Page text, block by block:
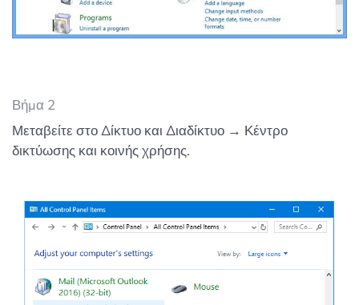
Βήμα 2
Μεταβείτε στο Δίκτυο και Διαδίκτυο → Κέντρο
δικτύωσης και κοινής χρήσης.